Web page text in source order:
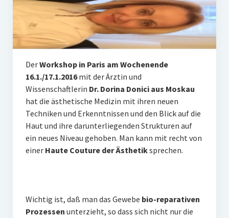
Fadenlifting des Gesichtes und des Körpers
Fettwegspritze – Injektionslipolyse
Bruxismus – Zähneknirschen
Doppelkinn und Hängebäckchen
Plasmatherapie (PRP) oder Vampirlifting
3 D- Lift des Gesichtes
DerWorkshop in Paris am Wochenende
16.1./17.1.2016mit der Ärztin und
Wissenschaftlerin Dr. Dorina Donici aus Moskau
hat die ästhetische Medizin mit ihren neuen
Techniken und Erkenntnissen und den Blick auf die
Haut und ihre darunterliegenden Strukturen auf
ein neues Niveau gehoben. Man kann mit recht von
einer Haute Couture der Ästhetiksprechen.
Wichtig ist, daß man das Gewebe bio-reparativen
Prozessen unterzieht, so dass sich nicht nur die